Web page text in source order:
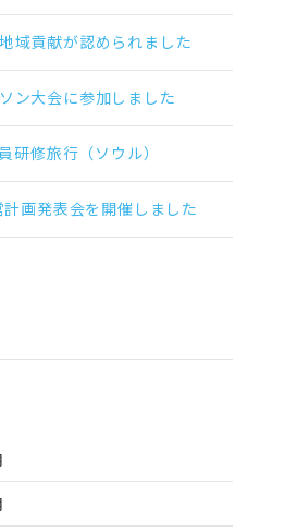
域貢献が認められました
ン大会に参加しました
研修旅行（ソウル）
画発表会を開催しました